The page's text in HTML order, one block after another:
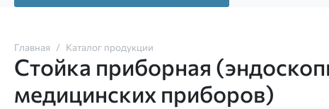
Главная Каталог продукции
Стойка приборная
медицинских приборов)